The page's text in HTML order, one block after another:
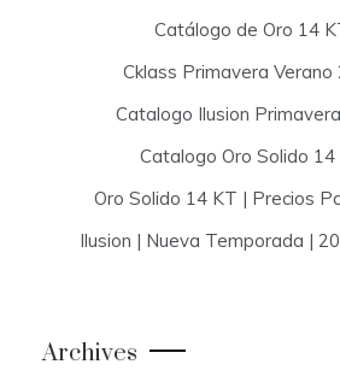
Catálogo de Oro 14
Cklass Primavera Verano
Catalogo Ilusion
Catalogo Oro Solido 14
Oro Solido 14 KT | Precios
Ilusion | Nueva Temporada |
Archives